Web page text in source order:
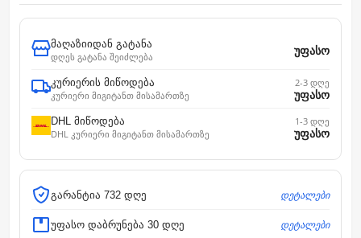
მაღაზიიდან გატანა
დღეს გატანა შეიძლება
უფასო
კურიერის მიწოდება
კურიერი მიგიტანთ მისამართზე
2-3 დღე
უფასო
DHL მიწოდება
DHL კურიერი მიგიტანთ მისამართზე
1-3 დღე
უფასო
გარანტია 732 დღე დეტალები
უფასო დაბრუნება 30 დღე დეტალები